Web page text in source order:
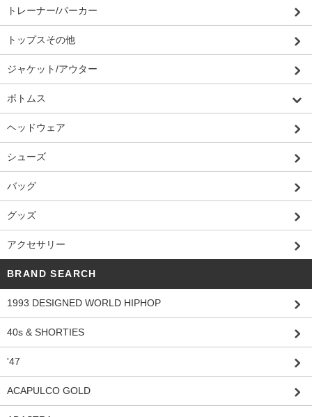
トレーナー/パーカー
トップスその他
ジャケット/アウター
ボトムス
ヘッドウェア
シューズ
バッグ
グッズ
アクセサリー
BRAND SEARCH
1993 DESIGNED WORLD HIPHOP
40s & SHORTIES
'47
ACAPULCO GOLD